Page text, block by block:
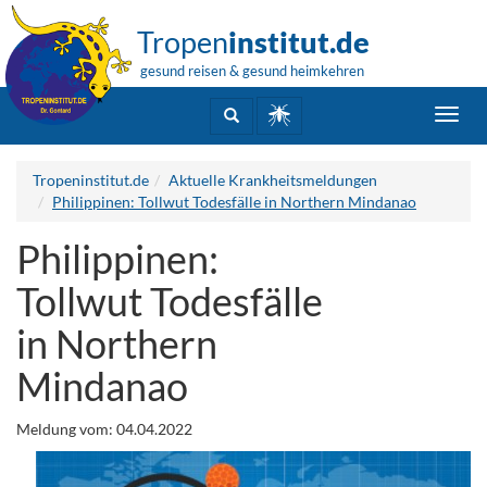
Tropeninstitut.de
gesund reisen & gesund heimkehren
Tropeninstitut.de
Aktuelle Krankheitsmeldungen
Philippinen: Tollwut Todesfälle in Northern Mindanao
Philippinen:
Tollwut Todesfälle
in Northern
Mindanao
Meldung vom: 04.04.2022